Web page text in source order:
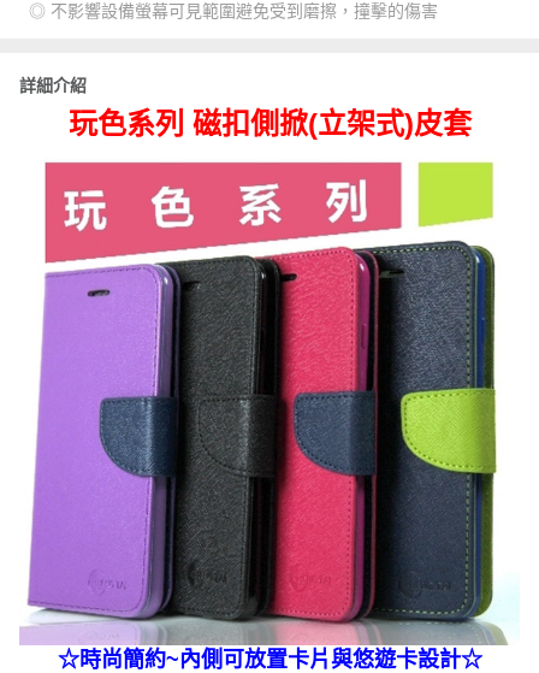
◎ 不影響設備螢幕可見範圍避免受到磨擦，撞擊的傷害
詳細介紹
玩色系列 磁扣側掀(立架式)皮套
☆時尚簡約~內側可放置卡片與悠遊卡設計☆